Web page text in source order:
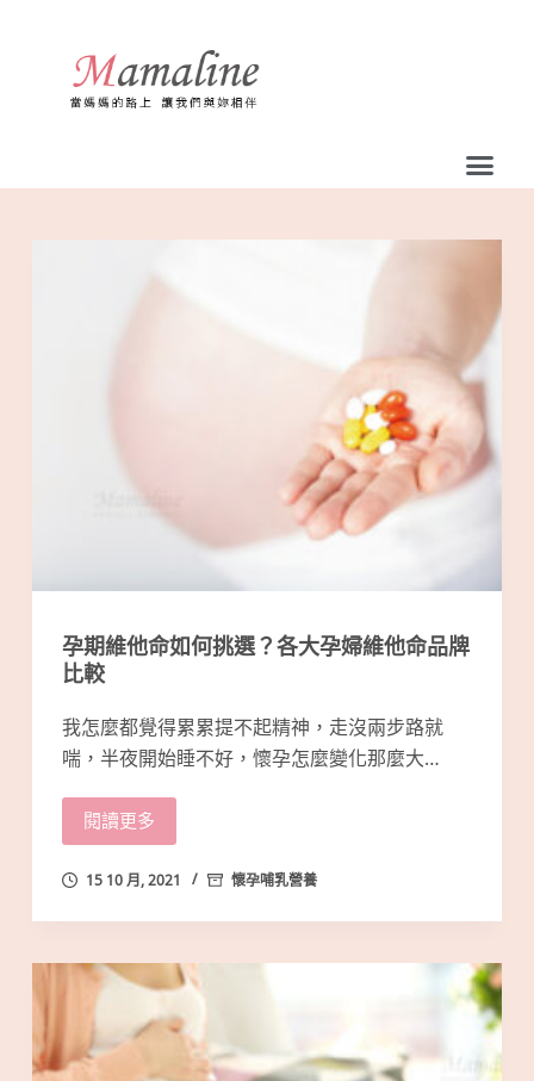
容
孕期維他命如何挑選？各大孕婦維他命品牌
比較
我怎麼都覺得累累提不起精神，走沒兩步路就
喘，半夜開始睡不好，懷孕怎麼變化那麼大…
閱讀更多
15 10 月, 2021 懷孕哺乳營養